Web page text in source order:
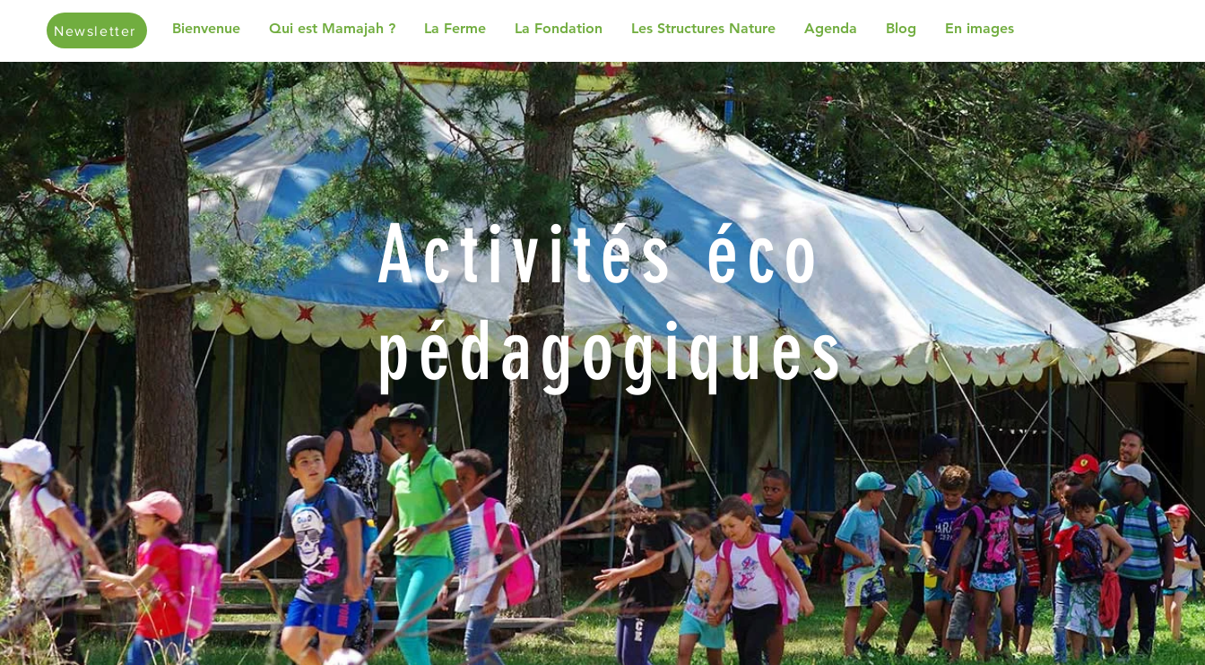
Newsletter Bienvenue Qui est Mamajah ? La Ferme La Fondation Les Structures Nature Agenda Blog En images
Activités éco
pédagogiques